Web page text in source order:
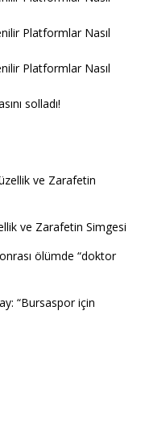
Platformlar Nasıl
Platformlar Nasıl
solladı!
ve Zarafetin
ve Zarafetin Simgesi
ölümde “doktor
“Bursaspor için